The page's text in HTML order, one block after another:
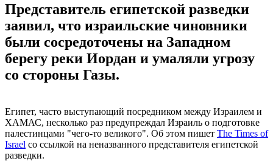
Представитель египетской разведки
заявил, что израильские чиновники
были сосредоточены на Западном
берегу реки Иордан и умаляли угрозу
со стороны Газы.
Египет, часто выступающий посредником между Израилем и
ХАМАС, несколько раз предупреждал Израиль о подготовке
палестинцами "чего-то великого". Об этом пишет The Times of
Israel со ссылкой на неназванного представителя египетской
разведки.